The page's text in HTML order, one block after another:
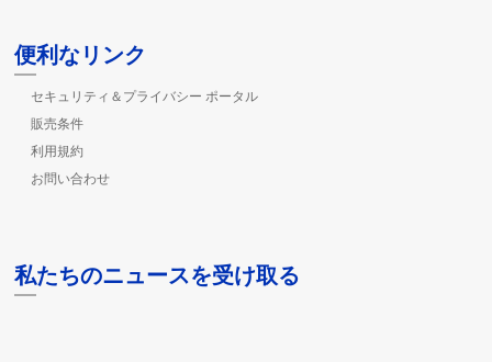
便利なリンク
セキュリティ＆プライバシー ポータル
販売条件
利用規約
お問い合わせ
私たちのニュースを受け取る